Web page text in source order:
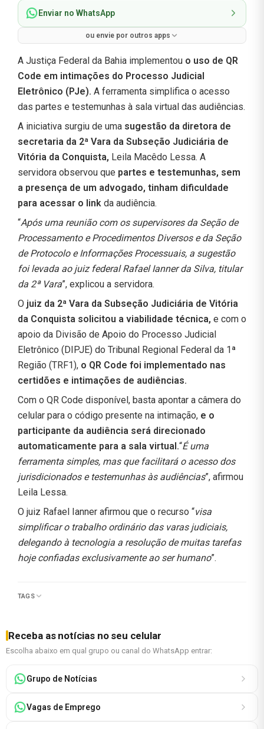
Enviar no WhatsApp
ou envie por outros apps
A Justiça Federal da Bahia implementou o uso de QR
Code em intimações do Processo Judicial
Eletrônico (PJe). A ferramenta simplifica o acesso
das partes e testemunhas à sala virtual das audiências.
A iniciativa surgiu de uma sugestão da diretora de
secretaria da 2ª Vara da Subseção Judiciária de
Vitória da Conquista, Leila Macêdo Lessa. A
servidora observou que partes e testemunhas, sem
a presença de um advogado, tinham dificuldade
para acessar o link da audiência.
“Após uma reunião com os supervisores da Seção de
Processamento e Procedimentos Diversos e da Seção
de Protocolo e Informações Processuais, a sugestão
foi levada ao juiz federal Rafael Ianner da Silva, titular
da 2ª Vara”, explicou a servidora.
O juiz da 2ª Vara da Subseção Judiciária de Vitória
da Conquista solicitou a viabilidade técnica, e com o
apoio da Divisão de Apoio do Processo Judicial
Eletrônico (DIPJE) do Tribunal Regional Federal da 1ª
Região (TRF1), o QR Code foi implementado nas
certidões e intimações de audiências.
Com o QR Code disponível, basta apontar a câmera do
celular para o código presente na intimação, e o
participante da audiência será direcionado
automaticamente para a sala virtual.“É uma
ferramenta simples, mas que facilitará o acesso dos
jurisdicionados e testemunhas às audiências”, afirmou
Leila Lessa.
O juiz Rafael Ianner afirmou que o recurso “visa
simplificar o trabalho ordinário das varas judiciais,
delegando à tecnologia a resolução de muitas tarefas
hoje confiadas exclusivamente ao ser humano”.
TAGS
Receba as notícias no seu celular
Escolha abaixo em qual grupo ou canal do WhatsApp entrar:
Grupo de Notícias
Vagas de Emprego